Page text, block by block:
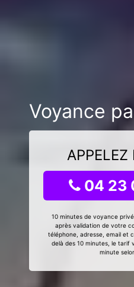
Voyance
04 23
10 minutes de voyance
après validation de votre
téléphone, adresse, email et
delà des 10 minutes, le tarif
minute